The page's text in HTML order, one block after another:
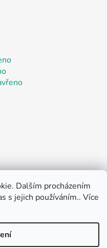
Dalším procházením
s jejich používáním.. Více
promo akce až 52
přes ESHOP
ochrany osobních údajů
k registraci Reklamace